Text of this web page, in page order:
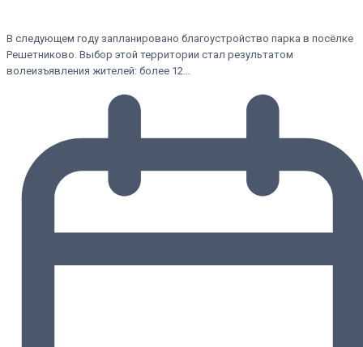
В следующем году запланировано благоустройство парка в посёлке
Решетниково. Выбор этой территории стал результатом
волеизъявления жителей: более 12…